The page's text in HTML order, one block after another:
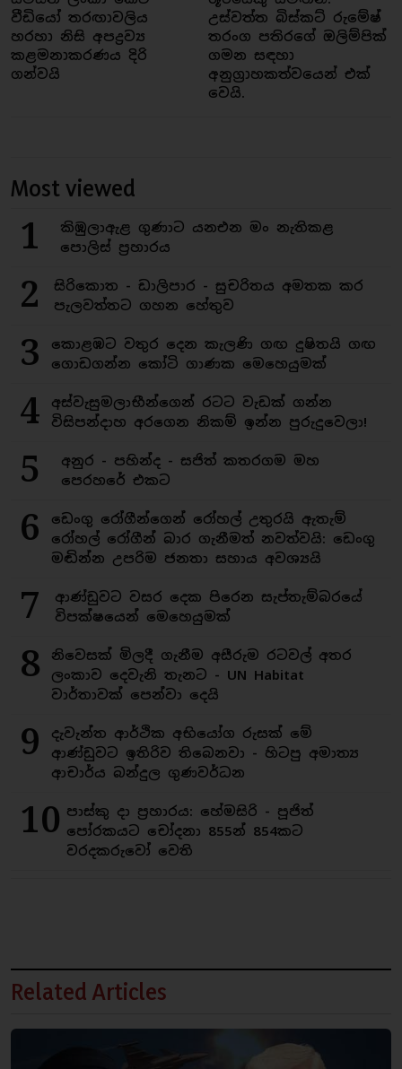
වීඩියෝ තරඟාවලිය
හරහා නිසි අපද්‍රව්‍ය
කළමනාකරණය දිරි
ගන්වයි
උස්වත්ත බිස්කට් රුමේෂ්
තරංග පතිරගේ ඔලිම්පික්
ගමන සඳහා
අනුග්‍රාහකත්වයෙන් එක්
වෙයි.
Most viewed
1
කිඹුලාඇළ ගුණාට යනඑන මං නැතිකළ
පොලිස් ප්‍රහාරය
2
සිරිකොත - ඩාලිපාර - සුචරිතය අමතක කර
පැලවත්තට ගහන හේතුව
3
කොළඹට වතුර දෙන කැලණි ගඟ දුෂිතයි ගඟ
ගොඩගන්න කෝටි ගාණක මෙහෙයුමක්
4
අස්වැසුමලාභීන්ගෙන් රටට වැඩක් ගන්න
විසිපන්දාහ අරගෙන නිකම් ඉන්න පුරුදුවෙලා!
5
අනුර - පහින්ද - සජිත් කතරගම මහ
පෙරහරේ එකට
6
ඩෙංගු රෝගීන්ගෙන් රෝහල් උතුරයි ඇතැම්
රෝහල් රෝගීන් බාර ගැනීමත් නවත්වයි: ඩෙංගු
මඬින්න උපරිම ජනතා සහාය අවශ්‍යයි
7
ආණ්ඩුවට වසර දෙක පිරෙන සැප්තැම්බරයේ
විපක්ෂයෙන් මෙහෙයුමක්
8
නිවෙසක් මිලදී ගැනීම අසීරුම රටවල් අතර
ලංකාව දෙවැනි තැනට - UN Habitat
වාර්තාවක් පෙන්වා දෙයි
9
දැවැන්ත ආර්ථික අභියෝග රුසක් මේ
ආණ්ඩුවට ඉතිරිව තිබෙනවා - හිටපු අමාත්‍ය
ආචාර්ය බන්දුල ගුණවර්ධන
10 පාස්කු දා ප්‍රහාරය: හේමසිරි - පූජිත්
පෝරකයට චෝදනා 855න් 854කට
වරදකරුවෝ වෙති
Related Articles